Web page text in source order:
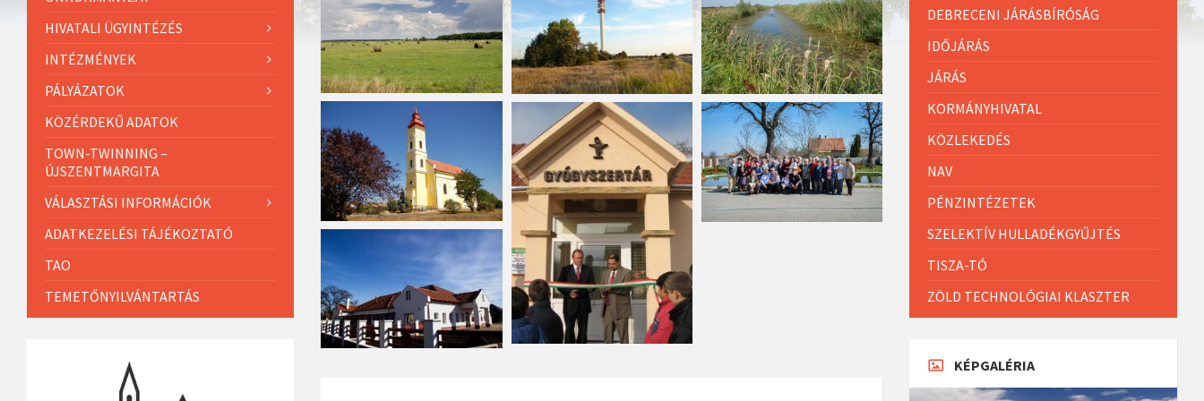
HIVATALI ÜGYINTÉZÉS
INTÉZMÉNYEK
PÁLYÁZATOK
KÖZÉRDEKŰ ADATOK
TOWN-TWINNING –
ÚJSZENTMARGITA
VÁLASZTÁSI INFORMÁCIÓK
ADATKEZELÉSI TÁJÉKOZTATÓ
TAO
TEMETŐNYILVÁNTARTÁS
DEBRECENI JÁRÁSBÍRÓSÁG
IDŐJÁRÁS
JÁRÁS
KORMÁNYHIVATAL
KÖZLEKEDÉS
NAV
PÉNZINTÉZETEK
SZELEKTÍV HULLADÉKGYŰJTÉS
TISZA-TÓ
ZÖLD TECHNOLÓGIAI KLASZTER
KÉPGALÉRIA